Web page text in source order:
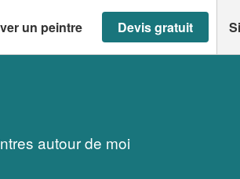
un peintre Devis gratuit
autour de moi